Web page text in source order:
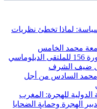
لماذا تخطئ نظريات
محمد الخامس
المؤسسة الدبلوماسية تنظم الدورة 156 للملتقى الدبلوماسي
محمد السادس من أجل
الدولية للهجرة: المغرب
الهجرة وحماية الضحايا